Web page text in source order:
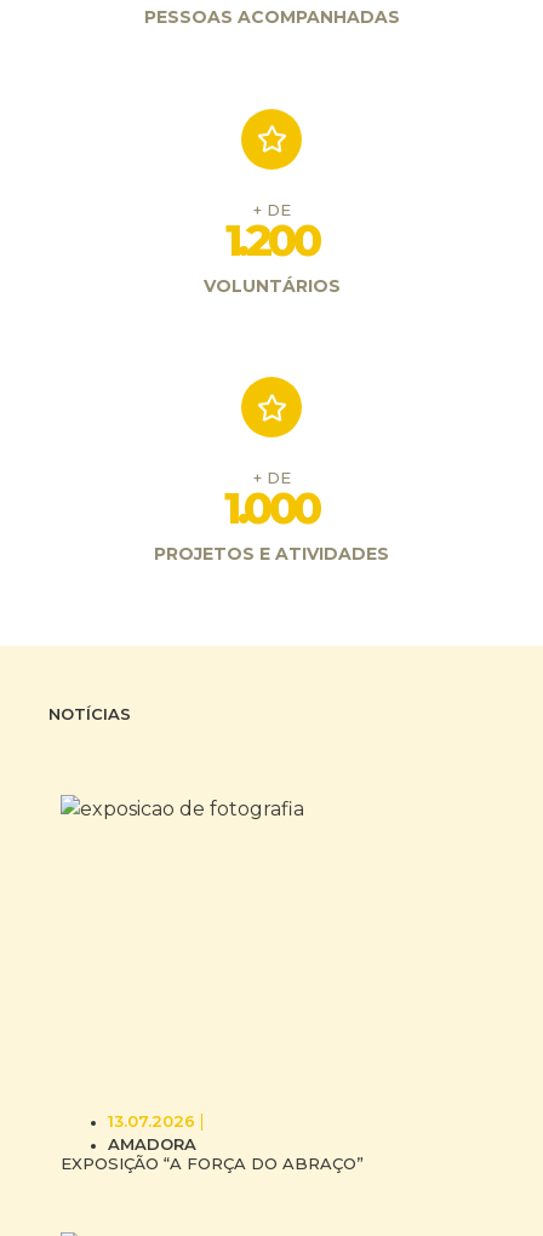
PESSOAS ACOMPANHADAS
+ DE
1.200
VOLUNTÁRIOS
+ DE
1.000
PROJETOS E ATIVIDADES
NOTÍCIAS
13.07.2026
AMADORA
EXPOSIÇÃO “A FORÇA DO ABRAÇO”